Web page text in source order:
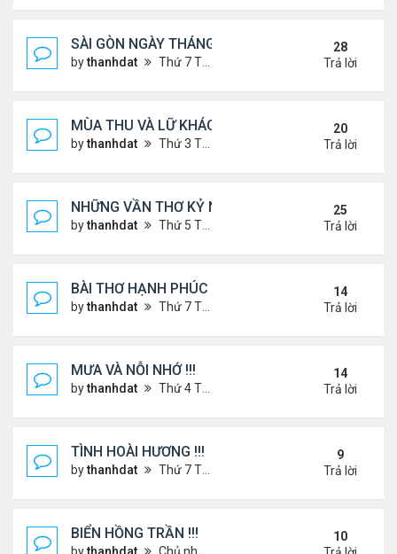
SÀI GÒN NGÀY THÁNG CŨ
bythanhdat Thứ 7 Tháng 6 29, 2024 9:26 am
28
Trả lời
MÙA THU VÀ LỮ KHÁCH !!!
bythanhdat Thứ 3 Tháng 9 10, 2024 1:52 pm
20
Trả lời
NHỮNG VẦN THƠ KỶ NIỆM !!!
bythanhdat Thứ 5 Tháng 7 18, 2024 9:14 am
25
Trả lời
BÀI THƠ HẠNH PHÚC !!!
bythanhdat Thứ 7 Tháng 7 20, 2024 2:25 pm
14
Trả lời
MƯA VÀ NỖI NHỚ !!!
bythanhdat Thứ 4 Tháng 7 10, 2024 8:41 am
14
Trả lời
TÌNH HOÀI HƯƠNG !!!
bythanhdat Thứ 7 Tháng 2 22, 2025 1:32 pm
9
Trả lời
BIỂN HỒNG TRẦN !!!
10